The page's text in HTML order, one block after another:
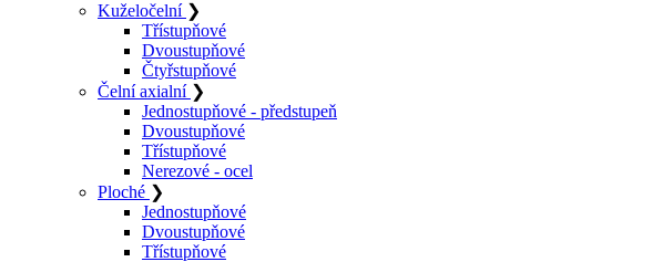
Kuželočelní ❯
Třístupňové
Dvoustupňové
Čtyřstupňové
Čelní axialní ❯
Jednostupňové - předstupeň
Dvoustupňové
Třístupňové
Nerezové - ocel
Ploché ❯
Jednostupňové
Dvoustupňové
Třístupňové